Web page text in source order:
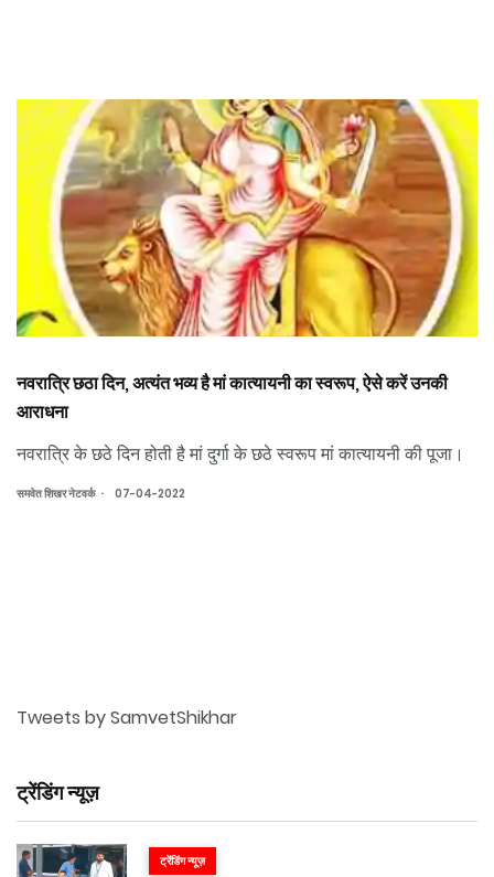
नवरात्रि छठा दिन, अत्यंत भव्य है मां कात्यायनी का स्वरूप, ऐसे करें उनकी
आराधना
नवरात्रि के छठे दिन होती है मां दुर्गा के छठे स्वरूप मां कात्यायनी की पूजा।
समवेत शिखर नेटवर्क . 07-04-2022
Tweets by SamvetShikhar
ट्रेंडिंग न्यूज़
ट्रेंडिंग न्यूज़